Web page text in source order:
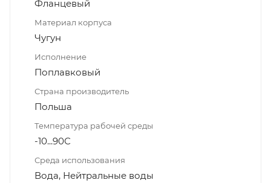
Фланцевый
Материал корпуса
Чугун
Исполнение
Поплавковый
Страна производитель
Польша
Температура рабочей среды
-10...90С
Среда использования
Вода, Нейтральные воды